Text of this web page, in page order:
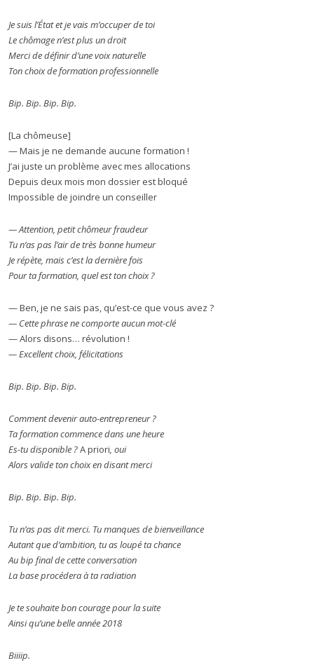
Je suis l’État et je vais m’occuper de toi
Le chômage n’est plus un droit
Merci de définir d’une voix naturelle
Ton choix de formation professionnelle
Bip. Bip. Bip. Bip.
[La chômeuse]
— Mais je ne demande aucune formation !
J’ai juste un problème avec mes allocations
Depuis deux mois mon dossier est bloqué
Impossible de joindre un conseiller
— Attention, petit chômeur fraudeur
Tu n’as pas l’air de très bonne humeur
Je répète, mais c’est la dernière fois
Pour ta formation, quel est ton choix ?
— Ben, je ne sais pas, qu’est-ce que vous avez ?
— Cette phrase ne comporte aucun mot-clé
— Alors disons… révolution !
— Excellent choix, félicitations
Bip. Bip. Bip. Bip.
Comment devenir auto-entrepreneur ?
Ta formation commence dans une heure
Es-tu disponible ?A priori, oui
Alors valide ton choix en disant merci
Bip. Bip. Bip. Bip.
Tu n’as pas dit merci. Tu manques de bienveillance
Autant que d’ambition, tu as loupé ta chance
Au bip final de cette conversation
La base procédera à ta radiation
Je te souhaite bon courage pour la suite
Ainsi qu’une belle année 2018
Biiiip.